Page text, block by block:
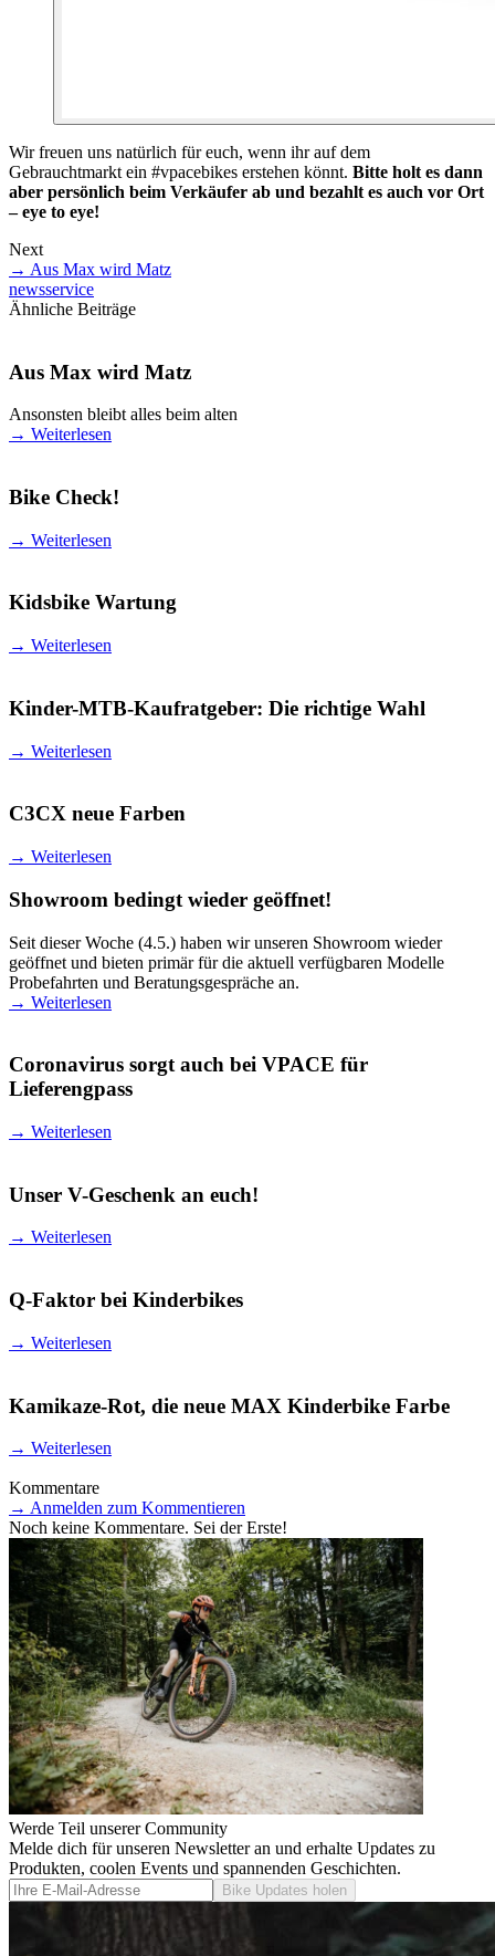
Wir freuen uns natürlich für euch, wenn ihr auf dem
Gebrauchtmarkt ein #vpacebikes erstehen könnt. Bitte holt es dann
aber persönlich beim Verkäufer ab und bezahlt es auch vor Ort
– eye to eye!
Next
→ Aus Max wird Matz
newsservice
Ähnliche Beiträge
Aus Max wird Matz
Ansonsten bleibt alles beim alten
→ Weiterlesen
Bike Check!
→ Weiterlesen
Kidsbike Wartung
→ Weiterlesen
Kinder-MTB-Kaufratgeber: Die richtige Wahl
→ Weiterlesen
C3CX neue Farben
→ Weiterlesen
Showroom bedingt wieder geöffnet!
Seit dieser Woche (4.5.) haben wir unseren Showroom wieder
geöffnet und bieten primär für die aktuell verfügbaren Modelle
Probefahrten und Beratungsgespräche an.
→ Weiterlesen
Coronavirus sorgt auch bei VPACE für
Lieferengpass
→ Weiterlesen
Unser V-Geschenk an euch!
→ Weiterlesen
Q-Faktor bei Kinderbikes
→ Weiterlesen
Kamikaze-Rot, die neue MAX Kinderbike Farbe
→ Weiterlesen
Kommentare
→ Anmelden zum Kommentieren
Noch keine Kommentare. Sei der Erste!
Werde Teil unserer Community
Melde dich für unseren Newsletter an und erhalte Updates zu
Produkten, coolen Events und spannenden Geschichten.
Bike Updates holen